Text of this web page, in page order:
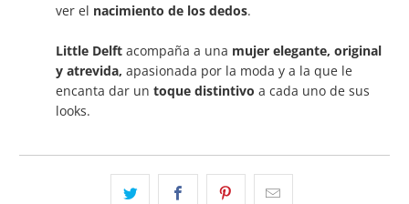
ver el nacimiento de los dedos.
Little Delftacompaña a una mujer elegante, original
y atrevida, apasionada por la moda y a la que le
encanta dar untoque distintivo a cada uno de sus
looks.